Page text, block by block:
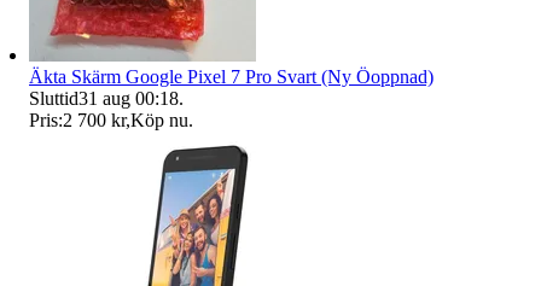
Äkta Skärm Google Pixel 7 Pro Svart (Ny Öoppnad)
Sluttid31 aug 00:18.
Pris:2 700 kr,Köp nu.